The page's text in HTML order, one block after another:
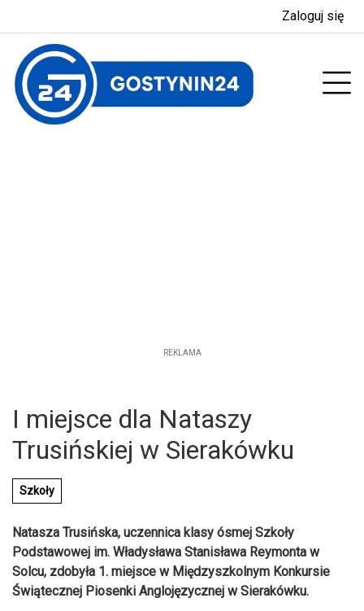
Zaloguj się
REKLAMA
I miejsce dla Nataszy
Trusińskiej w Sierakówku
Szkoły
Natasza Trusińska, uczennica klasy ósmej Szkoły
Podstawowej im. Władysława Stanisława Reymonta w
Solcu, zdobyła 1. miejsce w Międzyszkolnym Konkursie
Świątecznej Piosenki Anglojęzycznej w Sierakówku.